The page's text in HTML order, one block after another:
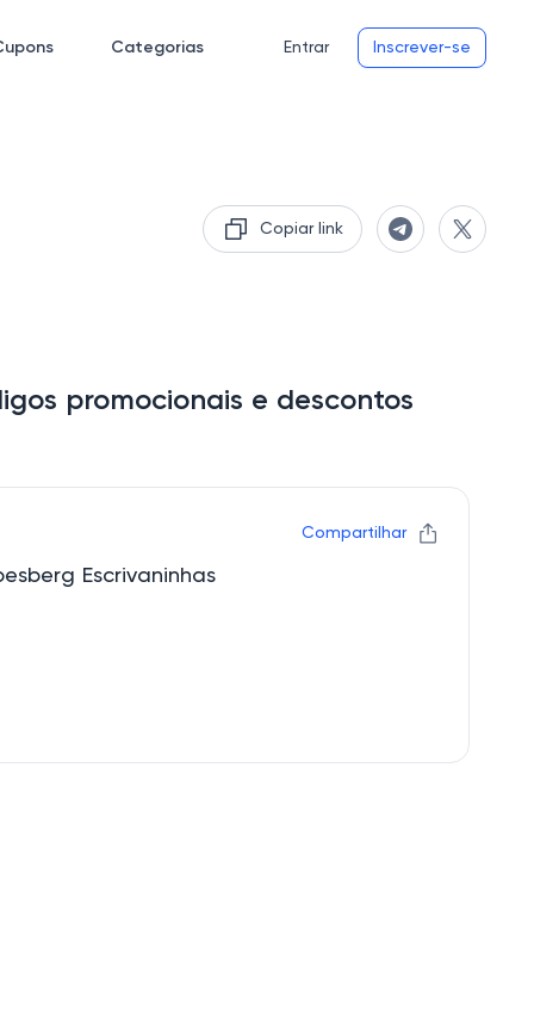
Categorias Entrar Inscrever-se
Copiar link
promocionais e descontos
Compartilhar
Escrivaninhas